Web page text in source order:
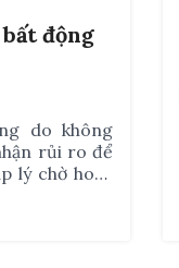
động
do không
rủi ro để
lý chờ hoặc